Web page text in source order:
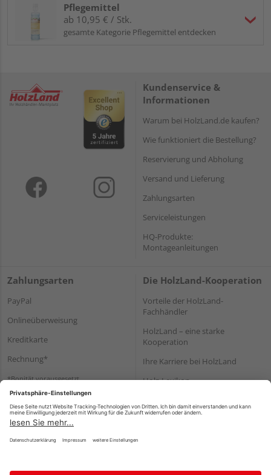
Pflegemittel
ab 10,95 € / Stk.
gesamte Kategorie Pflegemittel entdecken
Kundenservice &
Informationen
Warum bei HolzLand.de kaufen?
Wie funktioniert die Bestellung?
Reservierung und Abholung
Versand und Lieferung
Zahlungsarten
Serviceleistungen
HQ-Produkte:
Montageanleitungen
Zahlungsarten
PayPal
Onlineüberweisung
Kreditkarte
Rechnung*
*Bonität vorausgesetzt
Die HolzLand-Kooperation
Vorteile der HolzLand-
Fachhändler
HolzLand – eine starke
Kooperation
Ihre Karriere bei HolzLand
Holz-Lexikon
Impressum Datenschutz Nutzungsbedingungen